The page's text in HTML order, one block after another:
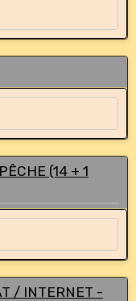
(14 + 1
/ INTERNET -